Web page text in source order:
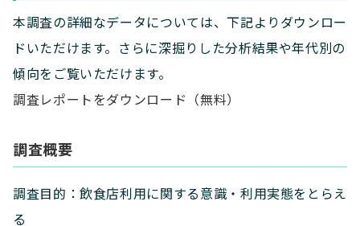
本調査の詳細なデータについては、下記よりダウンロー
ドいただけます。さらに深掘りした分析結果や年代別の
傾向をご覧いただけます。
調査レポートをダウンロード（無料）
調査概要
調査目的：飲食店利用に関する意識・利用実態をとらえ
る